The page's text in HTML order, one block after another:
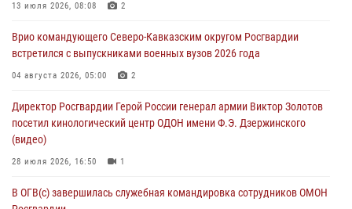
Росгвардейцы оказали адресную помощь жителям Луганской
07 августа 2026, 05:00
Сотрудники Росгвардии в Забайкалье потушили загоревшийся дом
07 августа 2026, 04:10
13 июля 2026, 08:08 2
Врио командующего Северо-Кавказским округом Росгвардии
встретился с выпускниками военных вузов 2026 года
04 августа 2026, 05:00 2
Директор Росгвардии Герой России генерал армии Виктор Золотов
посетил кинологический центр ОДОН имени Ф.Э. Дзержинского
(видео)
28 июля 2026, 16:50 1
В ОГВ(с) завершилась служебная командировка сотрудников ОМОН